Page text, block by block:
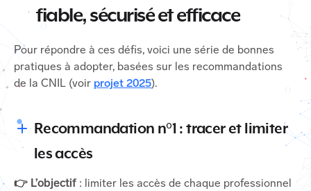
fiable, sécurisé et efficace
Pour répondre à ces défis, voici une série de bonnes
pratiques à adopter, basées sur les recommandations
de la CNIL (voir projet 2025).
Recommandation n°1 : tracer et limiter
les accès
👉 L’objectif : limiter les accès de chaque professionnel